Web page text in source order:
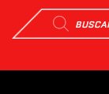
Búsqueda
de
productos